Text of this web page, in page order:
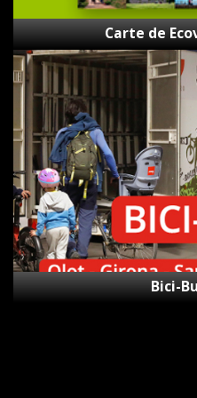
Carte de
Bici-
Bus
Teisa
Bici-